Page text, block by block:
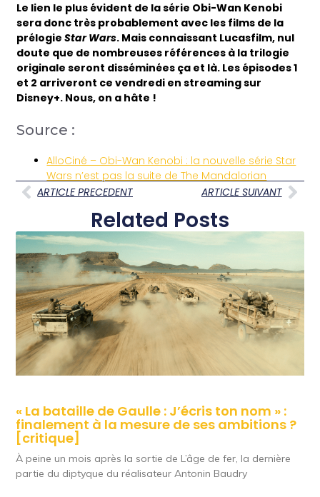
Le lien le plus évident de la série Obi-Wan Kenobi
sera donc très probablement avec les films de la
prélogieStar Wars. Mais connaissant Lucasfilm, nul
doute que de nombreuses références à la trilogie
originale seront disséminées ça et là. Les épisodes 1
et 2 arriveront ce vendredi en streaming sur
Disney+. Nous, on a hâte !
Source :
AlloCiné – Obi-Wan Kenobi : la nouvelle série Star
Wars n’est pas la suite de The Mandalorian
ARTICLE PRECEDENT
ARTICLE SUIVANT
Related Posts
« La bataille de Gaulle : J’écris ton nom » :
finalement à la mesure de ses ambitions ?
[critique]
À peine un mois après la sortie de L’âge de fer, la dernière
partie du diptyque du réalisateur Antonin Baudry